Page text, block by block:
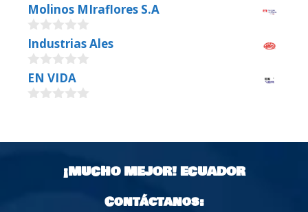
Molinos MIraflores S.A
0
o
u
t
o
f
Industrias Ales
0
o
u
5
EN VIDA
t
¡MUCHO MEJOR!ECUADOR
Contáctanos: